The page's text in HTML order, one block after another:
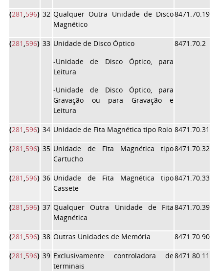
(281 ,596) 32 Qualquer Outra Unidade de Disco
Magnético
8471.70.19
(281 ,596) 33 Unidade de Disco Óptico
-Unidade de Disco Óptico, para
Leitura
-Unidade de Disco Óptico, para
Gravação ou para Gravação e
Leitura
8471.70.2
(281 ,596) 34 Unidade de Fita Magnética tipo Rolo 8471.70.31
(281 ,596) 35 Unidade de Fita Magnética tipo
Cartucho
8471.70.32
(281 ,596) 36 Unidade de Fita Magnética tipo
Cassete
8471.70.33
(281 ,596) 37 Qualquer Outra Unidade de Fita
Magnética
8471.70.39
(281 ,596) 38 Outras Unidades de Memória 8471.70.90
(281 ,596) 39 Exclusivamente controladora de
terminais
8471.80.11